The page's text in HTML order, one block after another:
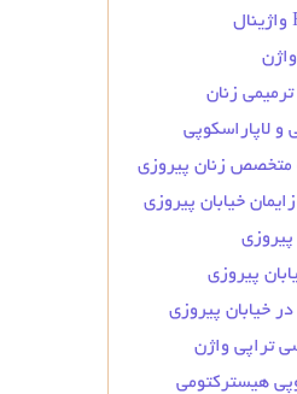
زنان
لاپاراسکوپی
متخصص زنان پیروزی
خیابان پیروزی
پیروزی
خیابان پیروزی
تراپی واژن
هیسترکتومی